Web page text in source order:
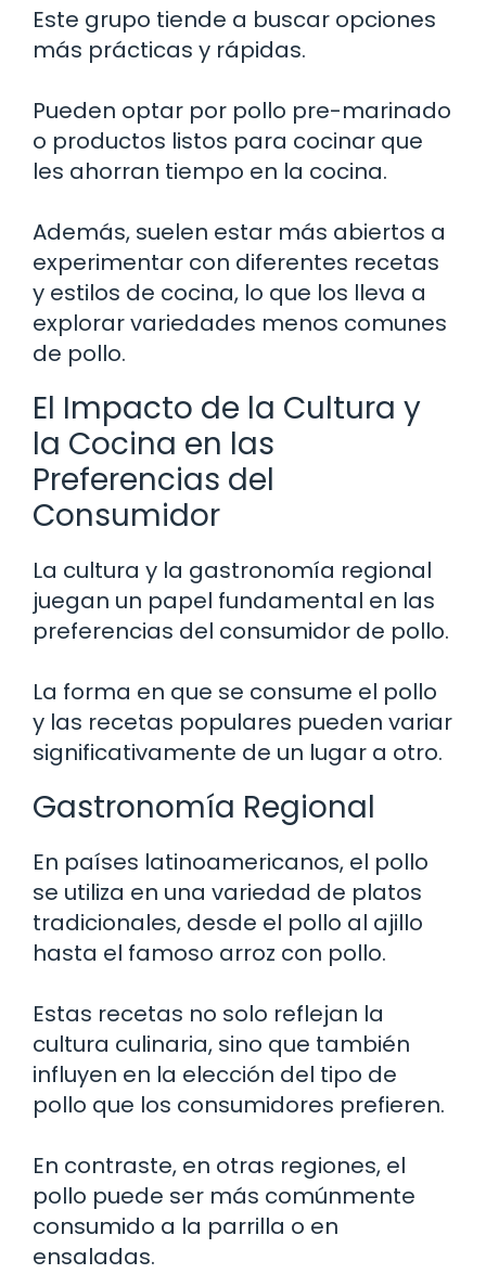
Este grupo tiende a buscar opciones
más prácticas y rápidas.
Pueden optar por pollo pre-marinado
o productos listos para cocinar que
les ahorran tiempo en la cocina.
Además, suelen estar más abiertos a
experimentar con diferentes recetas
y estilos de cocina, lo que los lleva a
explorar variedades menos comunes
de pollo.
El Impacto de la Cultura y
la Cocina en las
Preferencias del
Consumidor
La cultura y la gastronomía regional
juegan un papel fundamental en las
preferencias del consumidor de pollo.
La forma en que se consume el pollo
y las recetas populares pueden variar
significativamente de un lugar a otro.
Gastronomía Regional
En países latinoamericanos, el pollo
se utiliza en una variedad de platos
tradicionales, desde el pollo al ajillo
hasta el famoso arroz con pollo.
Estas recetas no solo reflejan la
cultura culinaria, sino que también
influyen en la elección del tipo de
pollo que los consumidores prefieren.
En contraste, en otras regiones, el
pollo puede ser más comúnmente
consumido a la parrilla o en
ensaladas.